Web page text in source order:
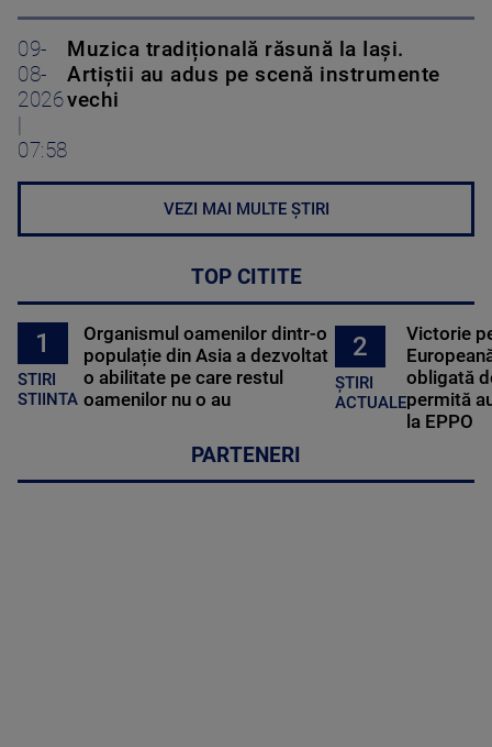
09-
08-
2026
07:58
Muzica tradițională răsună la Iași.
Artiștii au adus pe scenă instrumente
vechi
VEZI MAI MULTE ȘTIRI
TOP CITITE
1
STIRI
STIINTA
Organismul oamenilor dintr-o
populație din Asia a dezvoltat
o abilitate pe care restul
oamenilor nu o au
2
ȘTIRI
ACTUALE
Victorie
obligată
permită
la EPPO
PARTENERI